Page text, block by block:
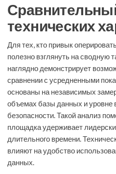
технических
Для тех, кто привык
полезно взглянуть на сводную
наглядно демонстрирует
сравнении с усредненными
основаны на независимых
объемах базы данных и уровне
безопасности. Такой анализ
площадка удерживает
длительного времени.
влияют на удобство
данных.